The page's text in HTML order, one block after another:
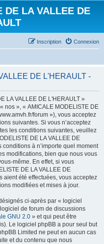
DE LA VALLEE DE
Connexion
Inscription
DE L'HERAULT -
LA VALLEE DE L'HERAULT »
nos », « AMICALE MODELISTE DE
forum »), vous acceptez
suivantes. Si vous n’acceptez
les conditions suivantes, veuillez
DE LA VALLEE DE
à n’importe quel moment
modifications, bien que nous vous
même. En effet, si vous
DE LA VALLEE DE
aient été effectuées, vous acceptez
modifiées et mises à jour.
ci-après par « logiciel
de forum de discussions
GNU 2.0 » et qui peut être
Le logiciel phpBB a pour seul but
Limited ne peut en aucun cas
et du contenu que nous